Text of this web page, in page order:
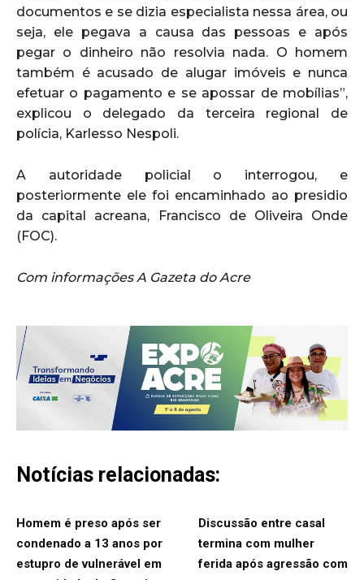
documentos e se dizia especialista nessa área, ou
seja, ele pegava a causa das pessoas e após
pegar o dinheiro não resolvia nada. O homem
também é acusado de alugar imóveis e nunca
efetuar o pagamento e se apossar de mobílias”,
explicou o delegado da terceira regional de
polícia, Karlesso Nespoli.
A autoridade policial o interrogou, e
posteriormente ele foi encaminhado ao presidio
da capital acreana, Francisco de Oliveira Onde
(FOC).
Com informações A Gazeta do Acre
Notícias relacionadas:
Homem é preso após ser
condenado a 13 anos por
estupro de vulnerável em
Discussão entre casal
termina com mulher
ferida após agressão com